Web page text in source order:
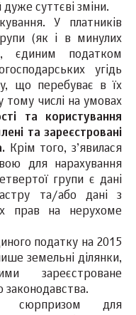
суттєві зміни.
У платників
(як і в минулих
єдиним податком
угідь
що перебуває в їх
тому числі на умовах
та користування
та зареєстровані
Крім того, з’явилася
для нарахування
групи є дані
та/або дані з
прав на нерухоме
податку на 2015
земельні ділянки,
зареєстроване
законодавства.
сюрпризом для